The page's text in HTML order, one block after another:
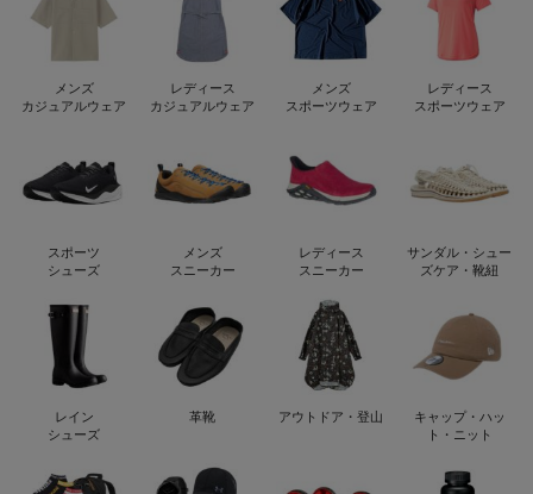
メンズ
カジュアルウェア
レディース
カジュアルウェア
メンズ
スポーツウェア
レディース
スポーツウェア
スポーツ
シューズ
メンズ
スニーカー
レディース
スニーカー
サンダル・シュー
ズケア・靴紐
レイン
シューズ
革靴 アウトドア・登山
キャップ・ハッ
ト・ニット